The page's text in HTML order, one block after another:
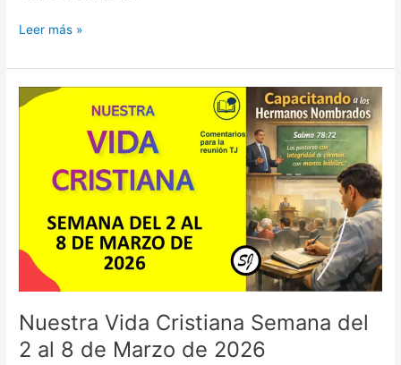
Nuestra
Cristiana
Semana
del
2026
Leer más »
Nuestra Vida Cristiana Semana del
2 al 8 de Marzo de 2026